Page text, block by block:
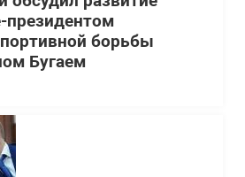
президентом
борьбы
Бугаем